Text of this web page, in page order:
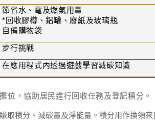
節省水、電及燃氣用量
*回收膠樽、鋁罐、廢紙及玻璃瓶
自備購物袋
步行挑戰
在應用程式內透過遊戲學習減碳知識
位，協助居民進行回收任務及登記積分。
賺取積分、減碳量及淨能量。積分用作換領